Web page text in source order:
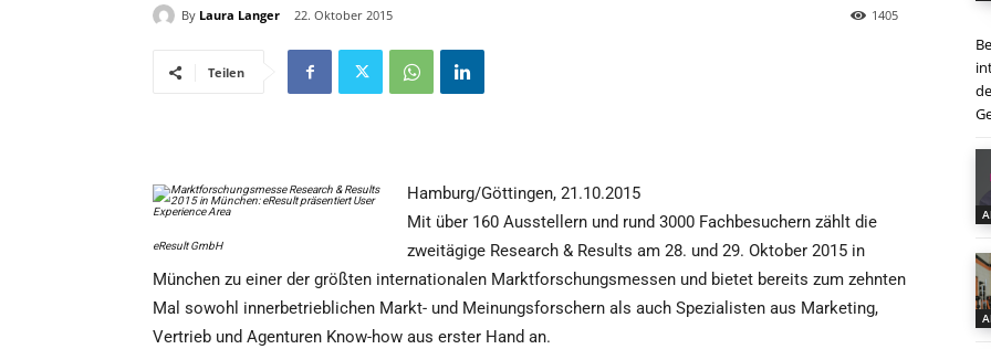
By Laura Langer 22. Oktober 2015 1405
Teilen
eResult GmbH
Hamburg/Göttingen, 21.10.2015
Mit über 160 Ausstellern und rund 3000 Fachbesuchern zählt die
zweitägige Research & Results am 28. und 29. Oktober 2015 in
München zu einer der größten internationalen Marktforschungsmessen und bietet bereits zum zehnten
Mal sowohl innerbetrieblichen Markt- und Meinungsforschern als auch Spezialisten aus Marketing,
Vertrieb und Agenturen Know-how aus erster Hand an.